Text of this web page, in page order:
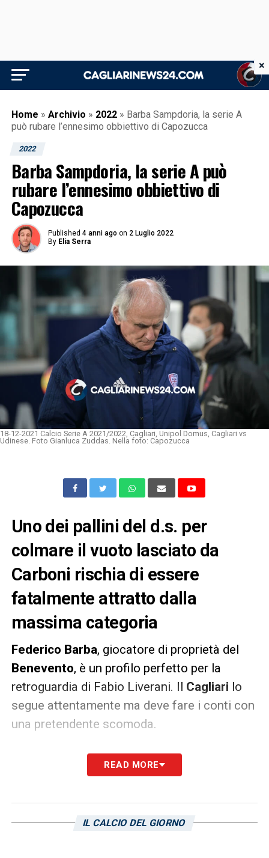
Home » Archivio » 2022 » Barba Sampdoria, la serie A
può rubare l’ennesimo obbiettivo di Capozucca
2022
Barba Sampdoria, la serie A può
rubare l’ennesimo obbiettivo di
Capozucca
Published 4 anni ago on 2 Luglio 2022
By Elia Serra
18-12-2021 Calcio Serie A 2021/2022, Cagliari, Unipol Domus, Cagliari vs
Udinese. Foto Gianluca Zuddas. Nella foto: Capozucca
Uno dei pallini del d.s. per
colmare il vuoto lasciato da
Carboni rischia di essere
fatalmente attratto dalla
massima categoria
Federico Barba, giocatore di proprietà del
Benevento, è un profilo perfetto per la
retroguardia di Fabio Liverani. Il Cagliari lo
segue attentamente ma deve fare i conti con
una pretendente scomoda.
Il Corriere dello Sportriporta
dell’interesse dellaSampdoria. I doriani
societaria. L’estate è solo agli inizi per
READ MORE
IL CALCIO DEL GIORNO
×